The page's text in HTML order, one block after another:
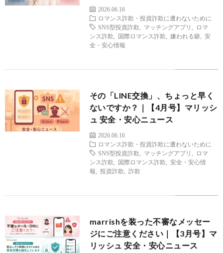
2026.06.16
ロマンス詐欺・投資詐欺に遭わないために
SNS型投資詐欺
マッチングアプリ
ロマ
ンス詐欺
国際ロマンス詐欺 嫌われる癖, 安
全・安心情報
その「LINE交換」、ちょっと早く
ないですか？｜【4月号】マリッシ
ュ 安全・安心ニュース
2026.06.16
ロマンス詐欺・投資詐欺に遭わないために
SNS型投資詐欺
マッチングアプリ
ロマ
ンス詐欺
国際ロマンス詐欺
安全・安心情
報
投資詐欺 詐欺
marrishを装った不審なメッセー
ジにご注意ください｜【3月号】マ
リッシュ 安全・安心ニュース